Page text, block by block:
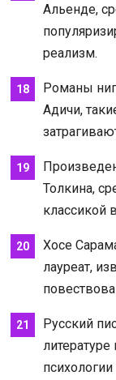
Альенде,
реализм.
Романы
Адичи,
Толкина,
классикой
Хосе
лауреат,
Русский